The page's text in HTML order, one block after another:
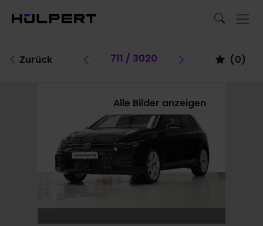
Zurück Vorheriges Fahrzeug
711 / 3020 Vorheriges
(0)
Alle Bilder anzeigen